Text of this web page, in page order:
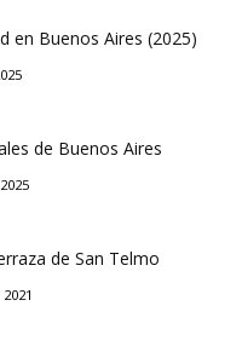
en Buenos Aires (2025)
de Buenos Aires
de San Telmo